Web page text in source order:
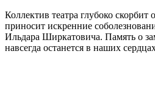
Коллектив театра глубоко
приносит искренние
Ильдара Ширкатовича. Память о
навсегда останется в наших